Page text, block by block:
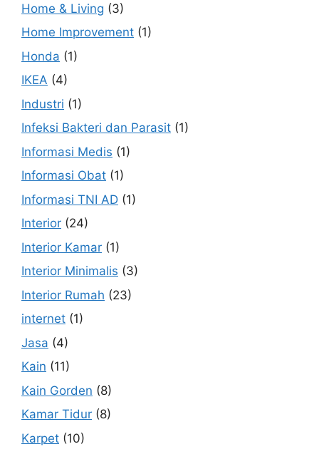
Home & Living (3)
Home Improvement (1)
Honda (1)
IKEA (4)
Industri (1)
Infeksi Bakteri dan Parasit (1)
Informasi Medis (1)
Informasi Obat (1)
Informasi TNI AD (1)
Interior (24)
Interior Kamar (1)
Interior Minimalis (3)
Interior Rumah (23)
internet (1)
Jasa (4)
Kain (11)
Kain Gorden (8)
Kamar Tidur (8)
Karpet (10)